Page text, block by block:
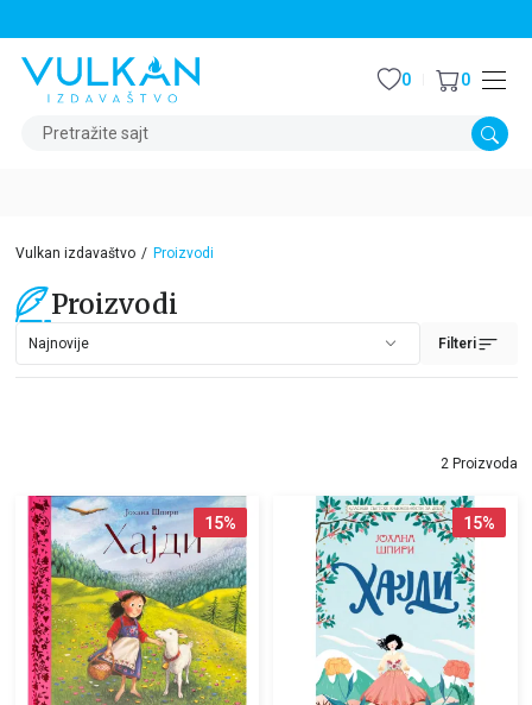
Pretražite sajt
0 0
Vulkan izdavaštvo Proizvodi
Proizvodi
Filteri
2 Proizvoda
15% 15%